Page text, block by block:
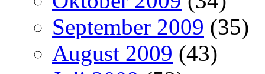
September 2009 (35)
August 2009 (43)